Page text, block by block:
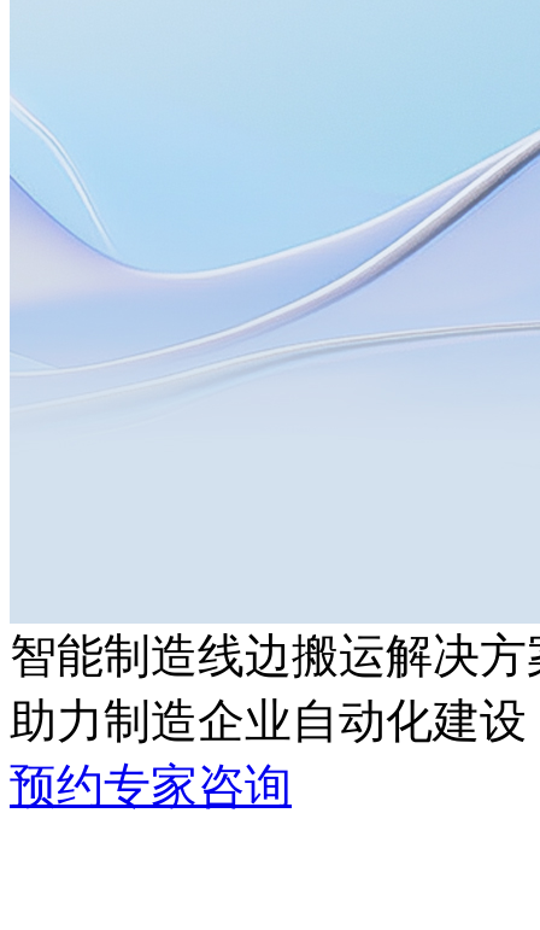
智能制造线边搬运解决方
助力制造企业自动化建设
预约专家咨询